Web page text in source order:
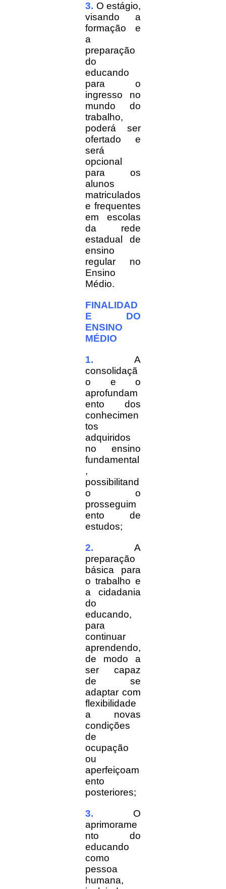
3. O estágio,
visando a
formação e
a
preparação
do
educando
para o
ingresso no
mundo do
trabalho,
poderá ser
ofertado e
será
opcional
para os
alunos
matriculados
e frequentes
em escolas
da rede
estadual de
ensino
regular no
Ensino
Médio.
FINALIDAD
E DO
ENSINO
MÉDIO
1. A
consolidaçã
o e o
aprofundam
ento dos
conhecimen
tos
adquiridos
no ensino
fundamental
,
possibilitand
o o
prosseguim
ento de
estudos;
2. A
preparação
básica para
o trabalho e
a cidadania
do
educando,
para
continuar
aprendendo,
de modo a
ser capaz
de se
adaptar com
flexibilidade
a novas
condições
de
ocupação
ou
aperfeiçoam
ento
posteriores;
3.
O
aprimorame
nto do
educando
como
pessoa
humana,